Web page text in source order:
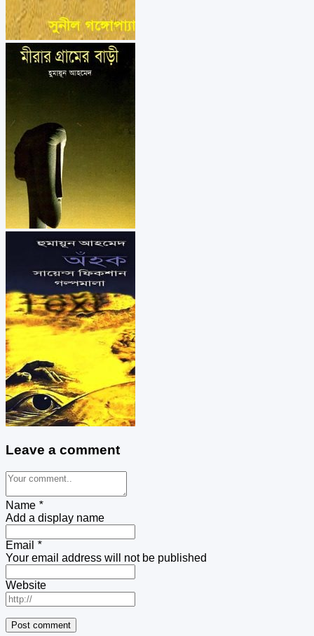
Leave a comment
Name *
Add a display name
Email *
Your email address will not be published
Website